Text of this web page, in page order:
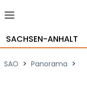
SACHSEN-ANHALT
SAO > Panorama >